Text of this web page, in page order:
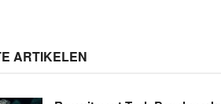
ARTIKELEN